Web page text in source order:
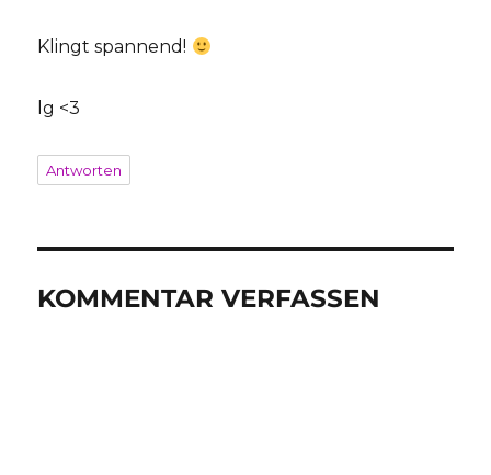
Klingt spannend!
lg <3
Antworten
KOMMENTAR VERFASSEN